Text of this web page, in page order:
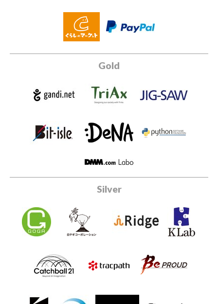
Gold
Silver